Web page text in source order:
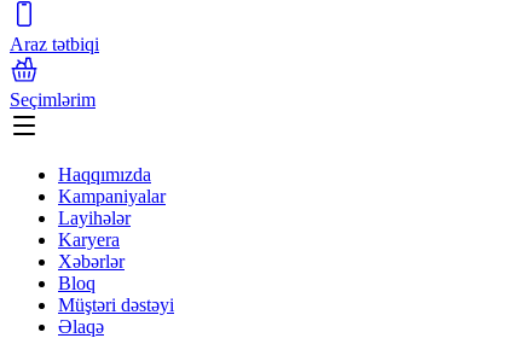
Araz tətbiqi
Seçimlərim
Haqqımızda
Kampaniyalar
Layihələr
Karyera
Xəbərlər
Bloq
Müştəri dəstəyi
Əlaqə